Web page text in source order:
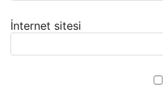
İnternet sitesi